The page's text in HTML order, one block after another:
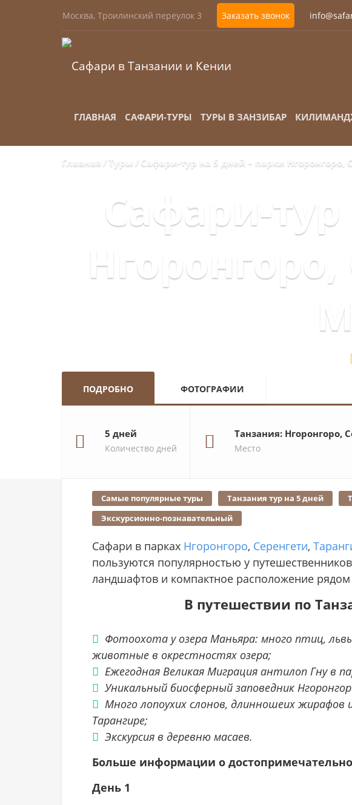
Москва, Троилинский переулок 3 Заказать звонок
ГЛАВНАЯ САФАРИ-ТУРЫ ТУРЫ В ЗАНЗИБАР
Главная Туры Сафари-тур на 5 дней – парки Нгоронгоро,
Сафари-
ПОДРОБНО ФОТОГРАФИИ
5 дней
Количество дней
Танзания: Нгоронгоро,
Место
Самые популярные туры Танзания тур на 5 дней
Экскурсионно-познавательный
Сафари в парках Нгоронгоро, Серенгети,
пользуются популярностью у
ландшафтов и компактное расположение рядом
В путешествии по
Фотоохота у озера Маньяра: много птиц,
животные в окрестностях озера;
Ежегодная Великая Миграция антилоп Гну в
Уникальный биосферный заповедник
Много лопоухих слонов, длинношеих жирафов
Тарангире;
Экскурсия в деревню масаев.
Больше информации о
День 1